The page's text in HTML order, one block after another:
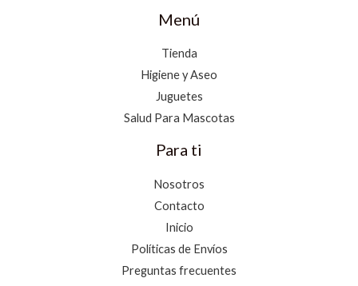
Menú
Tienda
Higiene y Aseo
Juguetes
Salud Para Mascotas
Para ti
Nosotros
Contacto
Inicio
Políticas de Envíos
Preguntas frecuentes